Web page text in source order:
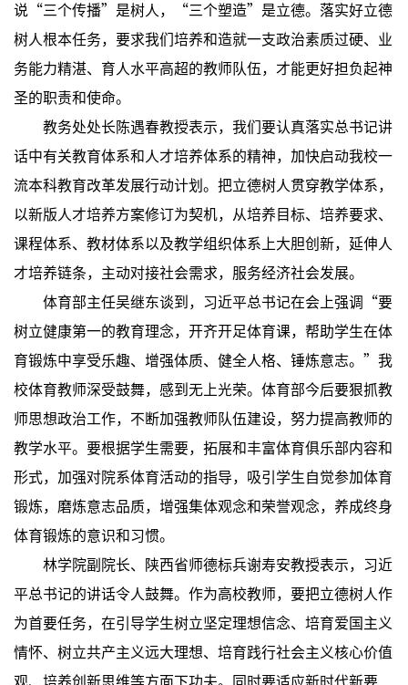
说“三个传播”是树人，“三个塑造”是立德。落实好立德
树人根本任务，要求我们培养和造就一支政治素质过硬、业
务能力精湛、育人水平高超的教师队伍，才能更好担负起神
圣的职责和使命。
教务处处长陈遇春教授表示，我们要认真落实总书记讲
话中有关教育体系和人才培养体系的精神，加快启动我校一
流本科教育改革发展行动计划。把立德树人贯穿教学体系，
以新版人才培养方案修订为契机，从培养目标、培养要求、
课程体系、教材体系以及教学组织体系上大胆创新，延伸人
才培养链条，主动对接社会需求，服务经济社会发展。
体育部主任吴继东谈到，习近平总书记在会上强调“要
树立健康第一的教育理念，开齐开足体育课，帮助学生在体
育锻炼中享受乐趣、增强体质、健全人格、锤炼意志。”我
校体育教师深受鼓舞，感到无上光荣。体育部今后要狠抓教
师思想政治工作，不断加强教师队伍建设，努力提高教师的
教学水平。要根据学生需要，拓展和丰富体育俱乐部内容和
形式，加强对院系体育活动的指导，吸引学生自觉参加体育
锻炼，磨炼意志品质，增强集体观念和荣誉观念，养成终身
体育锻炼的意识和习惯。
林学院副院长、陕西省师德标兵谢寿安教授表示，习近
平总书记的讲话令人鼓舞。作为高校教师，要把立德树人作
为首要任务，在引导学生树立坚定理想信念、培育爱国主义
情怀、树立共产主义远大理想、培育践行社会主义核心价值
观、培养创新思维等方面下功夫。同时要适应新时代新要